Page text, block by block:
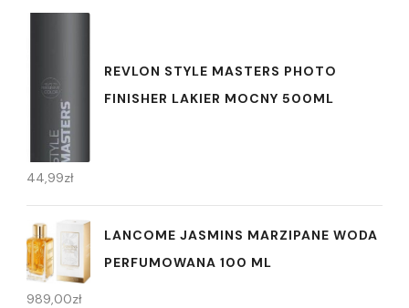
REVLON STYLE MASTERS PHOTO
FINISHER LAKIER MOCNY 500ML
44,99zł
LANCOME JASMINS MARZIPANE WODA
PERFUMOWANA 100 ML
989,00zł